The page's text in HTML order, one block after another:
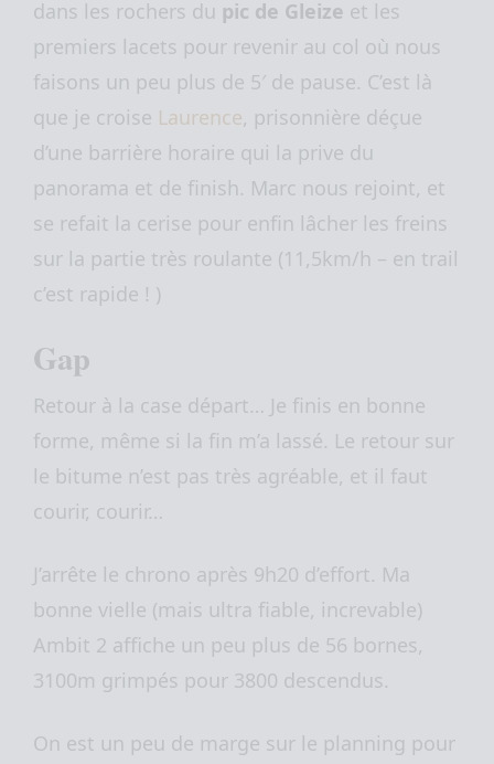
dans les rochers du pic de Gleize et les
premiers lacets pour revenir au col où nous
faisons un peu plus de 5′ de pause. C’est là
que je croise Laurence, prisonnière déçue
d’une barrière horaire qui la prive du
panorama et de finish. Marc nous rejoint, et
se refait la cerise pour enfin lâcher les freins
sur la partie très roulante (11,5km/h – en trail
c’est rapide ! )
Gap
Retour à la case départ… Je finis en bonne
forme, même si la fin m’a lassé. Le retour sur
le bitume n’est pas très agréable, et il faut
courir, courir…
J’arrête le chrono après 9h20 d’effort. Ma
bonne vielle (mais ultra fiable, increvable)
Ambit 2 affiche un peu plus de 56 bornes,
3100m grimpés pour 3800 descendus.
On est un peu de marge sur le planning pour